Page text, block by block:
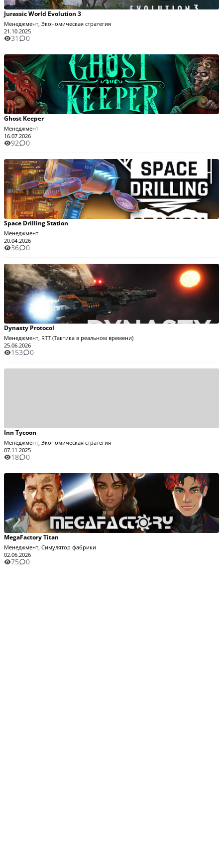
Jurassic World Evolution 3
Менеджмент, Экономическая стратегия
21.10.2025
31 0
Ghost Keeper
Менеджмент
16.07.2026
92 0
Space Drilling Station
Менеджмент
20.04.2026
36 0
Dynasty Protocol
Менеджмент, RTT (Тактика в реальном времени)
25.06.2026
153 0
Inn Tycoon
Менеджмент, Экономическая стратегия
07.11.2025
18 0
MegaFactory Titan
Менеджмент, Симулятор фабрики
02.06.2026
75 0